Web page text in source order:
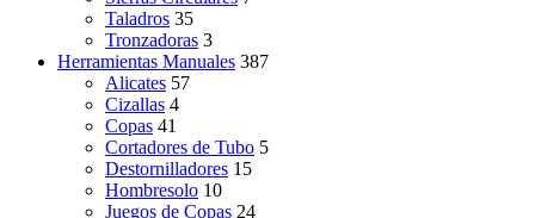
Taladros 35
Tronzadoras 3
Herramientas Manuales 387
Alicates 57
Cizallas 4
Copas 41
Cortadores de Tubo 5
Destornilladores 15
Hombresolo 10
Juegos de Copas 24